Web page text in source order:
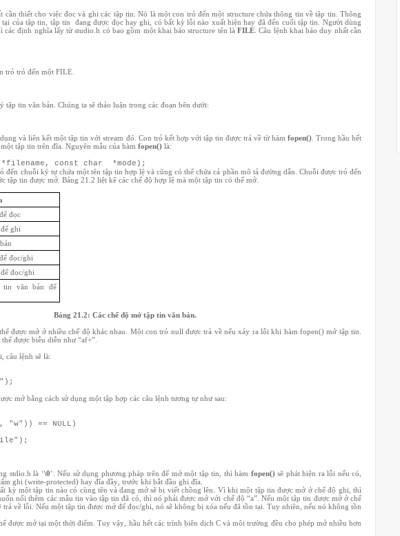
thiết cho việc đọc và ghi các tập tin. Nó là một con trỏ đến một structure chứa thông tin về tập tin. Thông
của tập tin, tập tin đang được đọc hay ghi, có bất kỳ lỗi nào xuất hiện hay đã đến cuối tập tin. Người dùng
các định nghĩa lấy từ studio.h có bao gồm một khai báo structure tên làFILE . Câu lệnh khai báo duy nhất cần
trỏ trỏ đến một FILE.
tập tin văn bản. Chúng ta sẽ thảo luận trong các đoạn bên dưới:
và liên kết một tập tin với stream đó. Con trỏ kết hợp với tập tin được trả về từ hàm fopen(). Trong hầu hết
tập tin trên đĩa. Nguyên mẫu của hàm fopen() là:
const char *mode);
đến chuỗi ký tự chứa một tên tập tin hợp lệ và cũng có thể chứa cả phần mô tả đường dẫn. Chuỗi được trỏ đến
tập tin được mở. Bảng 21.2 liệt kê các chế độ hợp lệ mà một tập tin có thể mở.
đọc
ghi
đọc/ghi
đọc/ghi
tin văn bản để
Bảng 21.2: Các chế độ mở tập tin văn bản.
được mở ở nhiều chế độ khác nhau. Một con trỏ null được trả về nếu xảy ra lỗi khi hàm fopen() mở tập tin.
được biễu diễn như “af+”.
câu lệnh sẽ là:
mở bằng cách sử dụng một tập hợp các câu lệnh tương tự như sau:
== NULL)
stdio.h là ‘\0’. Nếu sử dụng phương pháp trên để mở một tập tin, thì hàm fopen()sẽ phát hiện ra lỗi nếu có,
ghi (write-protected) hay đĩa đầy, trước khi bắt đầu ghi đĩa.
kỳ một tập tin nào có cùng tên và đang mở sẽ bị viết chồng lên. Vì khi một tập tin được mở ở chế độ ghi, thì
nối thêm các mẫu tin vào tập tin đã có, thì nó phải được mở với chế độ “a”. Nếu một tập tin được mở ở chế
trả về lỗi. Nếu một tập tin được mở để đọc/ghi, nó sẽ không bị xóa nếu đã tồn tại. Tuy nhiên, nếu nó không tồn
được mở tại một thời điểm. Tuy vậy, hầu hết các trình biên dịch C và môi trường đều cho phép mở nhiều hơn